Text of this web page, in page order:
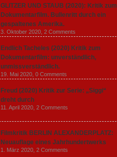
GLITZER UND STAUB (2020): Kritik zum
Dokumentarfilm. Bullenritt durch ein
gespaltenes Amerika.
3. Oktober 2020, 2 Comments
Endlich Tacheles (2020) Kritik zum
Dokumentarfilm: unverständlich,
unmissverständlich.
19. Mai 2020, 0 Comments
Freud (2020) Kritik zur Serie: „Siggi“
dreht durch
11. April 2020, 2 Comments
Filmkritik BERLIN ALEXANDERPLATZ:
Neuauflage eines Jahrhundertwerks
1. März 2020, 2 Comments